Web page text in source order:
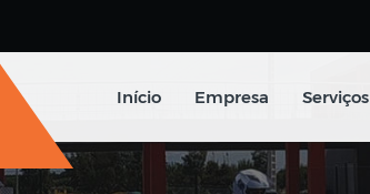
Início Empresa Serviços